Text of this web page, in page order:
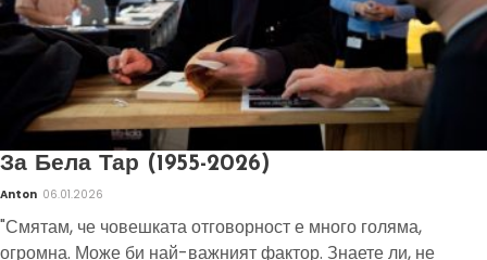
За Бела Тар (1955-2026)
Anton 06.01.2026
"Смятам, че човешката отговорност е много голяма,
огромна. Може би най-важният фактор. Знаете ли, не